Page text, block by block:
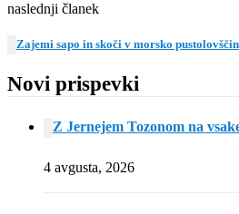
naslednji članek
Zajemi sapo in skoči v morsko
Novi prispevki
Z Jernejem Tozonom na
4 avgusta, 2026